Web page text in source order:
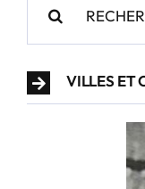
VILLES ET